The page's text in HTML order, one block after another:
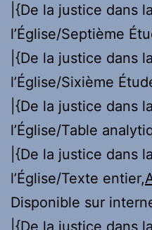
|{De la justice dans
l’Église/Septième
|{De la justice dans
l’Église/Sixième
|{De la justice dans
l’Église/Table
|{De la justice dans
l’Église/Texte entier,
Disponible sur
|{De la justice dans